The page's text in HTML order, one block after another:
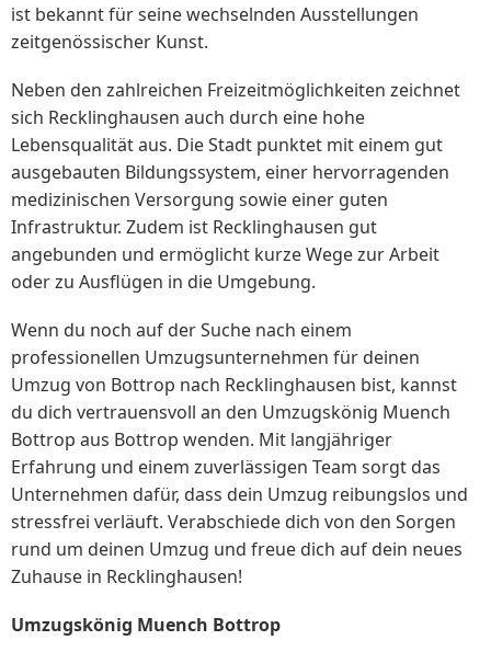
ist bekannt für seine wechselnden Ausstellungen
zeitgenössischer Kunst.
Neben den zahlreichen Freizeitmöglichkeiten zeichnet
sich Recklinghausen auch durch eine hohe
Lebensqualität aus. Die Stadt punktet mit einem gut
ausgebauten Bildungssystem, einer hervorragenden
medizinischen Versorgung sowie einer guten
Infrastruktur. Zudem ist Recklinghausen gut
angebunden und ermöglicht kurze Wege zur Arbeit
oder zu Ausflügen in die Umgebung.
Wenn du noch auf der Suche nach einem
professionellen Umzugsunternehmen für deinen
Umzug von Bottrop nach Recklinghausen bist, kannst
du dich vertrauensvoll an den Umzugskönig Muench
Bottrop aus Bottrop wenden. Mit langjähriger
Erfahrung und einem zuverlässigen Team sorgt das
Unternehmen dafür, dass dein Umzug reibungslos und
stressfrei verläuft. Verabschiede dich von den Sorgen
rund um deinen Umzug und freue dich auf dein neues
Zuhause in Recklinghausen!
Umzugskönig Muench Bottrop